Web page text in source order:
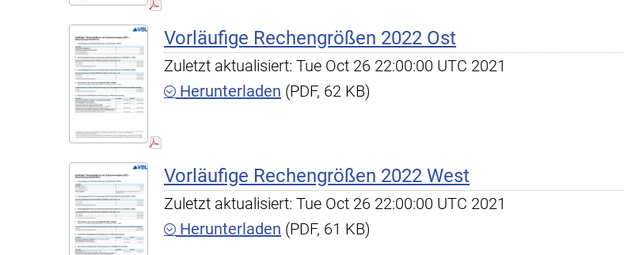
Vorläufige Rechengrößen 2022 Ost
Zuletzt aktualisiert: Tue Oct 26 22:00:00 UTC 2021
Herunterladen (PDF, 62 KB)
Vorläufige Rechengrößen 2022 West
Zuletzt aktualisiert: Tue Oct 26 22:00:00 UTC 2021
Herunterladen (PDF, 61 KB)